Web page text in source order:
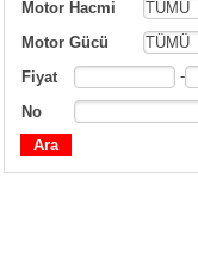
Motor Hacmi
TÜMÜ
Motor Gücü
TÜMÜ
Fiyat
-
No